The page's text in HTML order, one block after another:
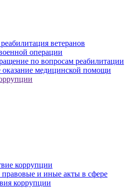
ветеранов
операции
по вопросам реабилитации
оказание медицинской помощи
коррупции
и иные акты в сфере
коррупции